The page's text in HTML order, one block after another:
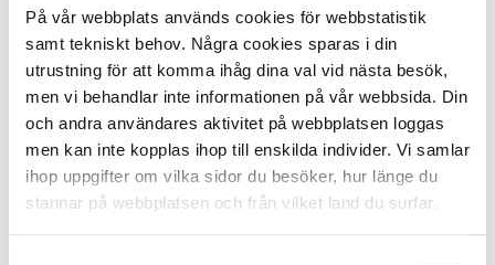
På vår webbplats används cookies för webbstatistik
samt tekniskt behov. Några cookies sparas i din
utrustning för att komma ihåg dina val vid nästa besök,
men vi behandlar inte informationen på vår webbsida. Din
och andra användares aktivitet på webbplatsen loggas
men kan inte kopplas ihop till enskilda individer. Vi samlar
ihop uppgifter om vilka sidor du besöker, hur länge du
stannar på webbplatsen och från vilket land du surfar.
förelåg ett dröjsmål eftersom uppdraget inte avslutats
inom avtalstiden och det inte berodde på konsumenten.
Om tjänsten delvis utförts när konsumenten häver ett
avtal kan näringsidkaren ha rätt till betalning för den del
som utförts. Nämnden noterade att avtalet inte innehöll
något undantag beträffande leveranstiden för det fall
fiberutbyggnaden stött på hinder som företaget inte
kunnat påverka.